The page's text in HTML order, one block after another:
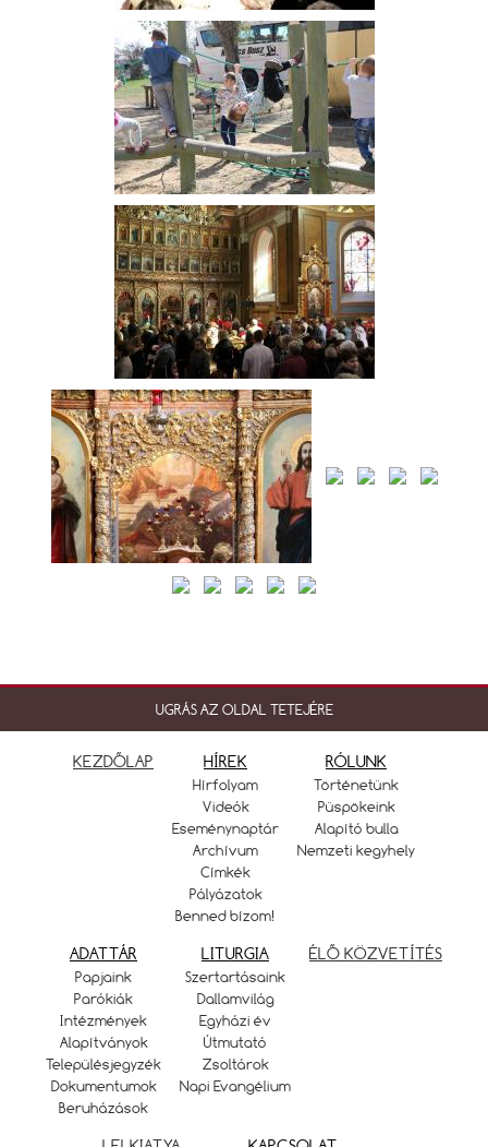
UGRÁS AZ OLDAL TETEJÉRE
KEZDŐLAP HÍREK
Hírfolyam
Videók
Eseménynaptár
Archívum
Címkék
Pályázatok
Benned bízom!
RÓLUNK
Történetünk
Püspökeink
Alapító bulla
Nemzeti kegyhely
ADATTÁR
Papjaink
Parókiák
Intézmények
Alapítványok
Településjegyzék
Dokumentumok
Beruházások
LITURGIA
Szertartásaink
Dallamvilág
Egyházi év
Útmutató
Zsoltárok
Napi Evangélium
ÉLŐ KÖZVETÍTÉS